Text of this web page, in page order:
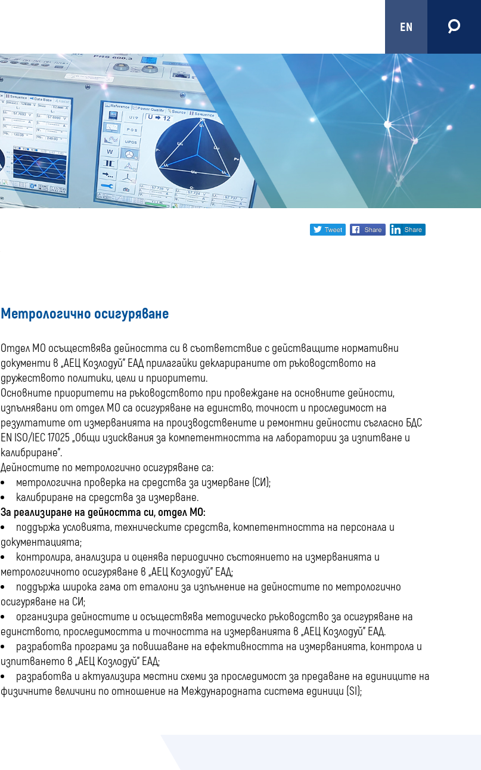
EN
Share
twitter facebook
Метрологично осигуряване
Отдел МО осъществява дейността си в съответствие с действащите нормативни
документи в „АЕЦ Козлодуй” ЕАД прилагайки декларираните от ръководството на
дружеството политики, цели и приоритети.
Основните приоритети на ръководството при провеждане на основните дейности,
изпълнявани от отдел МО са осигуряване на единство, точност и проследимост на
резултатите от измерванията на производствените и ремонтни дейности съгласно БДС
EN ISO/IEC 17025 „Общи изисквания за компетентността на лаборатории за изпитване и
калибриране”.
Дейностите по метрологично осигуряване са:
метрологична проверка на средства за измерване (СИ);
калибриране на средства за измерване.
За реализиране на дейността си, отдел МО:
поддържа условията, техническите средства, компетентността на персонала и
документацията;
контролира, анализира и оценява периодично състоянието на измерванията и
метрологичното осигуряване в „АЕЦ Козлодуй” ЕАД;
поддържа широка гама от еталони за изпълнение на дейностите по метрологично
осигуряване на СИ;
организира дейностите и осъществява методическо ръководство за осигуряване на
единството, проследимостта и точността на измерванията в „АЕЦ Козлодуй” ЕАД.
разработва програми за повишаване на ефективността на измерванията, контрола и
изпитването в „АЕЦ Козлодуй” ЕАД;
разработва и актуализира местни схеми за проследимост за предаване на единиците на
физичните величини по отношение на Международната система единици (SI);